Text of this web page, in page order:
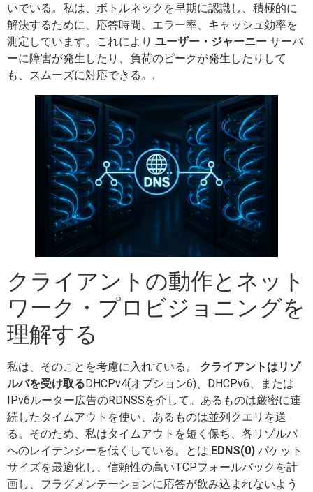
いでいる。私は、ボトルネックを早期に認識し、積極的に
解決するために、応答時間、エラー率、キャッシュ効率を
測定しています。これにより ユーザー・ジャーニー サーバ
ーに障害が発生したり、負荷のピークが発生したりして
も、スムーズに対応できる。.
クライアントの動作とネット
ワーク・プロビジョニングを
理解する
私は、そのことを考慮に入れている。 クライアントはリゾ
ルバを受け取る DHCPv4(オプション6)、DHCPv6、または
IPv6ルーター広告のRDNSSを介して。あるものは厳密に連
続したタイムアウトを使い、あるものは並列クエリを送
る。そのため、私はタイムアウトを短く保ち、各リゾルバ
へのレイテンシーを低くしている。とは EDNS(0) パケット
サイズを最適化し、信頼性の高いTCPフォールバックを計
画し、フラグメンテーションに応答が飲み込まれないよう